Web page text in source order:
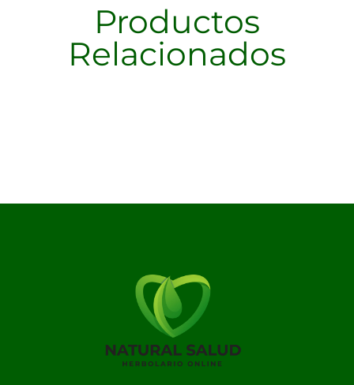
Productos
Relacionados